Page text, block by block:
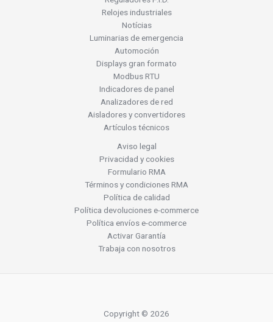
Relojes industriales
Notícias
Luminarias de emergencia
Automoción
Displays gran formato
Modbus RTU
Indicadores de panel
Analizadores de red
Aisladores y convertidores
Artículos técnicos
Aviso legal
Privacidad y cookies
Formulario RMA
Términos y condiciones RMA
Política de calidad
Política devoluciones e-commerce
Política envíos e-commerce
Activar Garantía
Trabaja con nosotros
Copyright © 2026